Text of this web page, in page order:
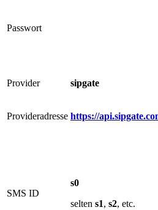
Passwort
Provider sipgate
Provideradresse https://
SMS ID
s0
selten s1, s2, etc.